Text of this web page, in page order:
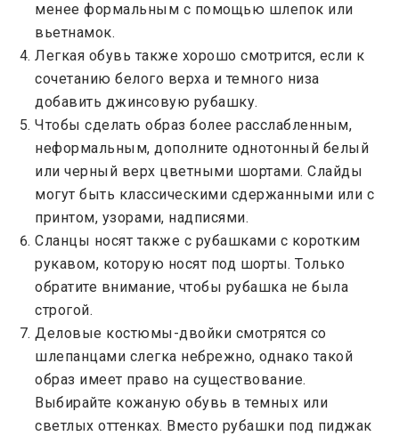
менее формальным с помощью шлепок или
вьетнамок.
Легкая обувь также хорошо смотрится, если к
сочетанию белого верха и темного низа
добавить джинсовую рубашку.
Чтобы сделать образ более расслабленным,
неформальным, дополните однотонный белый
или черный верх цветными шортами. Слайды
могут быть классическими сдержанными или с
принтом, узорами, надписями.
Сланцы носят также с рубашками с коротким
рукавом, которую носят под шорты. Только
обратите внимание, чтобы рубашка не была
строгой.
Деловые костюмы-двойки смотрятся со
шлепанцами слегка небрежно, однако такой
образ имеет право на существование.
Выбирайте кожаную обувь в темных или
светлых оттенках. Вместо рубашки под пиджак